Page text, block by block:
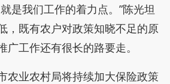
是我们工作的着力点。”陈光坦
，既有农户对政策知晓不足的原
广工作还有很长的路要走。
农业农村局将持续加大保险政策